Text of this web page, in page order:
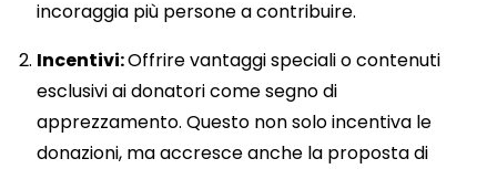
incoraggia più persone a contribuire.
Incentivi:Offrire vantaggi speciali o contenuti
esclusivi ai donatori come segno di
apprezzamento. Questo non solo incentiva le
donazioni, ma accresce anche la proposta di